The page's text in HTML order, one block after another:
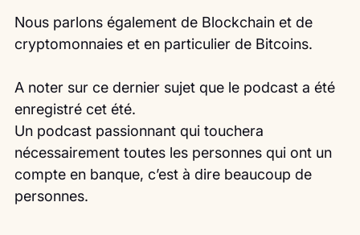
Nous parlons également de Blockchain et de
cryptomonnaies et en particulier de Bitcoins.
A noter sur ce dernier sujet que le podcast a été
enregistré cet été.
Un podcast passionnant qui touchera
nécessairement toutes les personnes qui ont un
compte en banque, c’est à dire beaucoup de
personnes.